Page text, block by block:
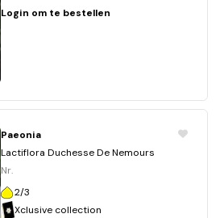
Login om te bestellen
Paeonia
Lactiflora Duchesse De Nemours
Nr.
2/3
Xclusive collection